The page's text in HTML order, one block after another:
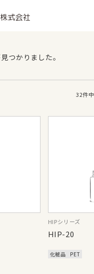
つかりました。
32件中
HIPシリーズ
HIP-20
化粧品 PET